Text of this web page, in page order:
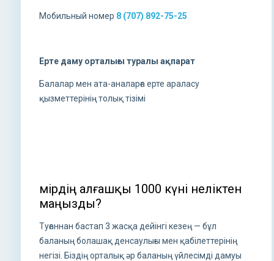
Мобильный номер 8 (707) 892-75-25
Ерте даму орталығы туралы ақпарат
Балалар мен ата-аналарға ерте араласу
қызметтерінің толық тізімі
Өмірдің алғашқы 1000 күні неліктен
маңызды?
Туғаннан бастап 3 жасқа дейінгі кезең — бұл
баланың болашақ денсаулығы мен қабілеттерінің
негізі. Біздің орталық әр баланың үйлесімді дамуы